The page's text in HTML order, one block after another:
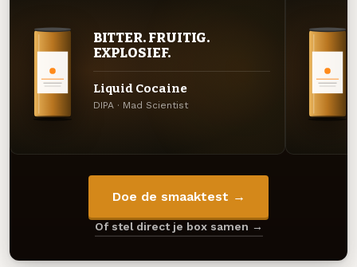
BITTER. FRUITIG.
EXPLOSIEF.
Liquid Cocaine
DIPA · Mad Scientist
Doe de smaaktest →
Of stel direct je box samen →